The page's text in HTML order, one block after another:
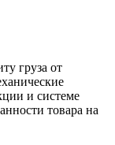
груза от
и системе
товара на